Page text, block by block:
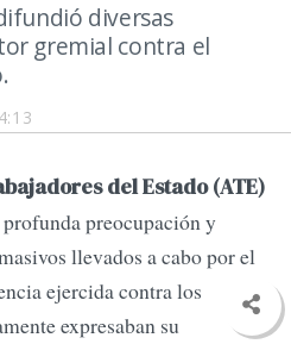
diversas
gremial contra el
del Estado (ATE)
preocupación y
llevados a cabo por el
ejercida contra los
expresaban su